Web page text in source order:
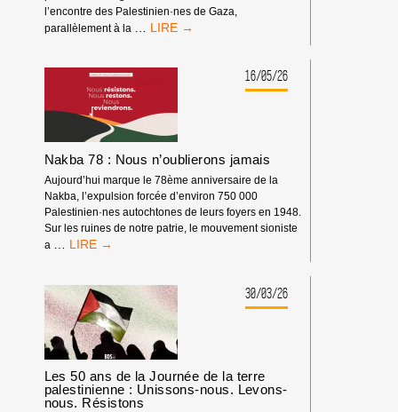
l’encontre des Palestinien·nes de Gaza,
parallèlement à la
MANDATS
DE
TRIBUNE
CRIMINEL·LES
DE
GUERRE
ISRAÉLIEN·NES
LES
MILIEUX
UNIVERSITAIRES
OU
CULTURELS
16/05/26
Nakba 78 : Nous n’oublierons jamais
Aujourd’hui marque le 78ème anniversaire de la
Nakba, l’expulsion forcée d’environ 750 000
Palestinien·nes autochtones de leurs foyers en 1948.
Sur les ruines de notre patrie, le mouvement sioniste
a … NAKBA
NOUS
N’OUBLIERONS
JAMAIS
30/03/26
Les 50 ans de la Journée de la terre
palestinienne : Unissons-nous. Levons-
nous. Résistons